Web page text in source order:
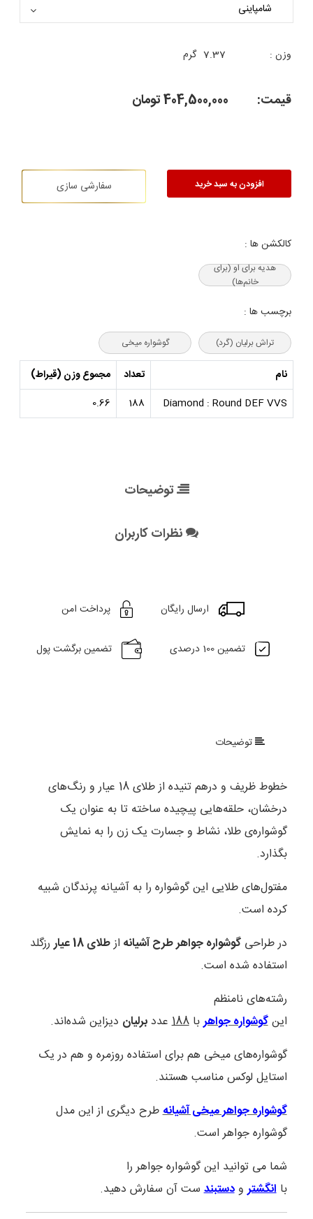
وزن : 7.37 گرم
قیمت: 404,500,000تومان
افزودن به سبد خرید سفارشی سازی
کالکشن ها :
هدیه‌ برای او (برای
خانم‌ها)
برچسب ها :
تراش برلیان (گرد) گوشواره میخی
نام تعداد
مجموع وزن (قیراط)
Diamond : Round DEF VVS
188
0.66
توضیحات
نظرات کاربران
ارسال رایگان پرداخت امن
تضمین 100 درصدی تضمین برگشت پول
توضیحات
خطوط ظریف و درهم تنیده از طلای 18 عیار و رنگ‌‌های
درخشان‌، حلقه‌هایی پیچیده ساخته تا به عنوان یک
گوشواره‌ی طلا‌، نشاط و جسارت یک زن را به نمایش
بگذارد.
مفتول‌های طلایی این گوشواره را به آشیانه پرندگان شبیه
کرده است.
در طراحیگوشواره جواهر طرح آشیانه ازطلای 18 عیار
رزگلد
استفاده شده است.
رشته‌های نامنظم
اینگوشواره جواهربا188عددبرلیان دیزاین شده‌اند.
گوشواره‌های میخی هم برای استفاده روزمره و هم در یک
استایل لوکس مناسب هستند.
گوشواره جواهر میخی آشیانهطرح دیگری از این مدل
گوشواره جواهر است.
شما می توانید این گوشواره جواهر را
باانگشترو دستبندست آن سفارش دهید.